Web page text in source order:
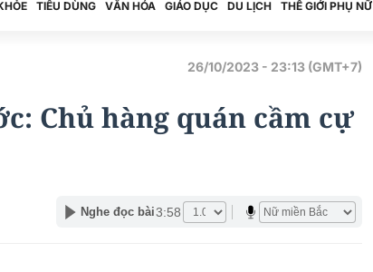
TIÊU DÙNG VĂN HÓA GIÁO DỤC DU LỊCH THẾ GIỚI PHỤ NỮ
26/10/2023 - 23:13 (GMT+7)
Chủ hàng quán cầm cự
Nghe đọc bài3:58